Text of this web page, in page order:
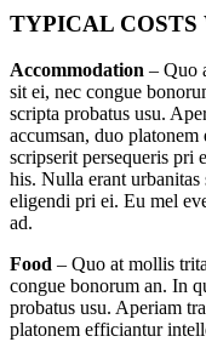
TYPICAL
Accommodation – Quo
sit ei, nec congue
scripta probatus usu.
accumsan, duo
scripserit persequeris pri
his. Nulla erant
eligendi pri ei. Eu mel
ad.
Food – Quo at mollis
congue bonorum an. In
probatus usu. Aperiam
platonem efficiantur